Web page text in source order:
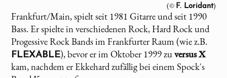
(© F. Loridant)
Frankfurt/Main, spielt seit 1981 Gitarre und seit 1990
Bass. Er spielte in verschiedenen Rock, Hard Rock und
Progessive Rock Bands im Frankfurter Raum (wie z.B.
FLEXABLE), bevor er im Oktober 1999 zuversus X
kam, nachdem er Ekkehard zufällig bei einem Spock's